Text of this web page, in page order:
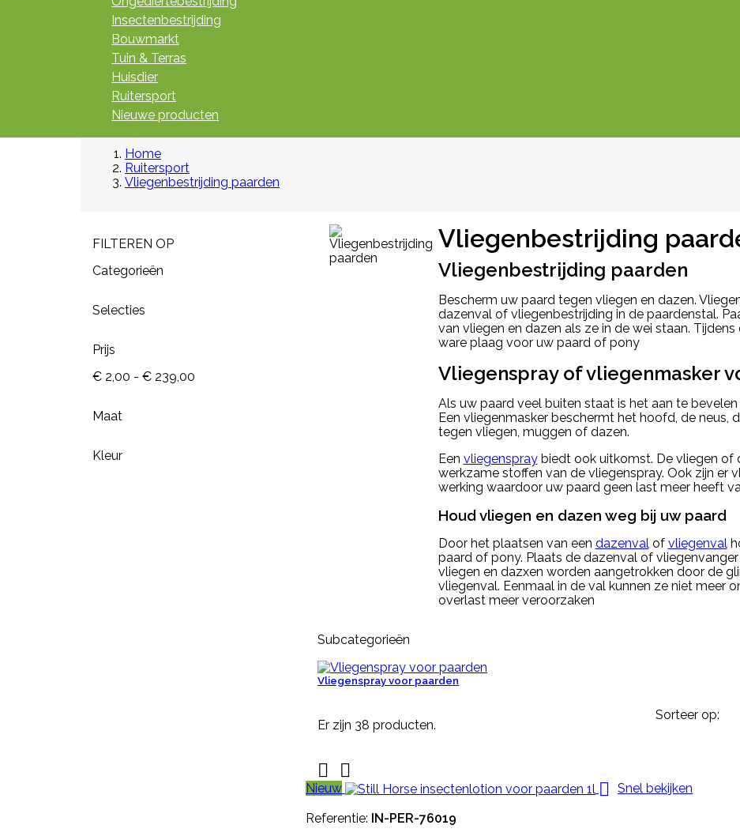
Insectenbestrijding
Bouwmarkt
Tuin & Terras
Huisdier
Ruitersport
Nieuwe producten
Home
Ruitersport
Vliegenbestrijding paarden
FILTEREN OP
Categorieën
Selecties
Prijs
€ 2,00 - € 239,00
Maat
Kleur
Vliegenbestrijding
Vliegenbestrijding paarden
Bescherm uw paard tegen vliegen en dazen.
dazenval of vliegenbestrijding in de paardenstal.
van vliegen en dazen als ze in de wei staan.
ware plaag voor uw paard of pony
Vliegenspray of vliegenmasker
Als uw paard veel buiten staat is het aan te
Een vliegenmasker beschermt het hoofd, de neus,
tegen vliegen, muggen of dazen.
Een vliegenspraybiedt ook uitkomst. De vliegen of
werkzame stoffen van de vliegenspray. Ook zijn er
werking waardoor uw paard geen last meer heeft
Houd vliegen en dazen weg bij uw paard
Door het plaatsen van een dazenvalof vliegenval
paard of pony. Plaats de dazenval of
vliegen en dazxen worden aangetrokken door de
vliegenval. Eenmaal in de val kunnen ze niet meer
overlast meer veroorzaken
Subcategorieën
Vliegenspray voor paarden
Er zijn 38 producten.
Sorteer op:
 
Nieuw  Snel bekijken
Referentie: IN-PER-76019